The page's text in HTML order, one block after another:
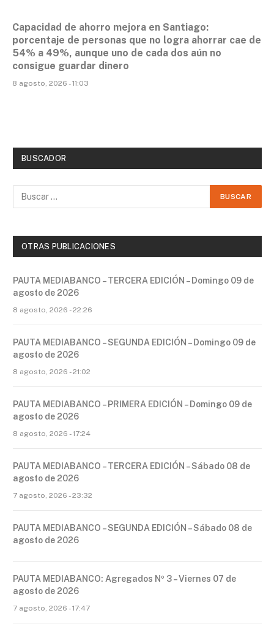
Capacidad de ahorro mejora en Santiago:
porcentaje de personas que no logra ahorrar cae de
54% a 49%, aunque uno de cada dos aún no
consigue guardar dinero
8 agosto, 2026 - 11:03
BUSCADOR
OTRAS PUBLICACIONES
PAUTA MEDIABANCO – TERCERA EDICIÓN – Domingo 09 de
agosto de 2026
8 agosto, 2026 - 22:26
PAUTA MEDIABANCO – SEGUNDA EDICIÓN – Domingo 09 de
agosto de 2026
8 agosto, 2026 - 21:02
PAUTA MEDIABANCO – PRIMERA EDICIÓN – Domingo 09 de
agosto de 2026
8 agosto, 2026 - 17:24
PAUTA MEDIABANCO – TERCERA EDICIÓN – Sábado 08 de
agosto de 2026
7 agosto, 2026 - 23:32
PAUTA MEDIABANCO – SEGUNDA EDICIÓN – Sábado 08 de
agosto de 2026
PAUTA MEDIABANCO: Agregados Nº 3 – Viernes 07 de
agosto de 2026
7 agosto, 2026 - 17:47